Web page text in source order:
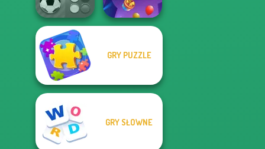
Mind Games for
2-3-4 Player
GRY PUZZLE
GRY SŁOWNE